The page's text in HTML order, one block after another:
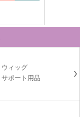
ウィッグ
サポート用品